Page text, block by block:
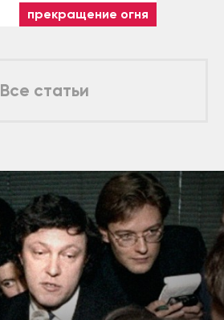
прекращение огня
Все статьи